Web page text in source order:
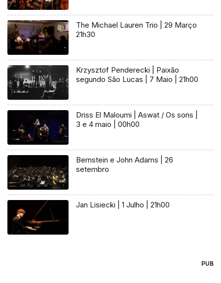
The Michael Lauren Trio | 29 Março
21h30
Krzysztof Penderecki | Paixão
segundo São Lucas | 7 Maio | 21h00
Driss El Maloumi | Aswat / Os sons |
3 e 4 maio | 00h00
Bernstein e John Adams | 26
setembro
Jan Lisiecki | 1 Julho | 21h00
PUB